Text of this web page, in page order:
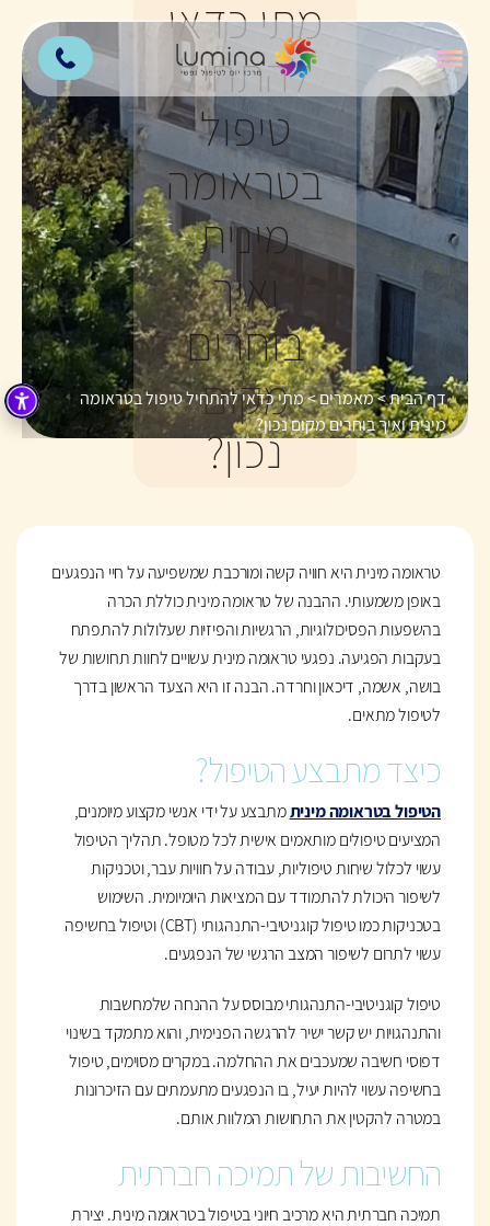
מתי כדאי
להתחיל
טיפול
בטראומה
מינית
ואיך
בוחרים
מקום
נכון?
דף הבית>מאמרים>מתי כדאי להתחיל טיפול בטראומה
מינית ואיך בוחרים מקום נכון?
טראומה מינית היא חוויה קשה ומורכבת שמשפיעה על חיי הנפגעים
באופן משמעותי. ההבנה של טראומה מינית כוללת הכרה
בהשפעות הפסיכולוגיות, הרגשיות והפיזיות שעלולות להתפתח
בעקבות הפגיעה. נפגעי טראומה מינית עשויים לחוות תחושות של
בושה, אשמה, דיכאון וחרדה. הבנה זו היא הצעד הראשון בדרך
לטיפול מתאים.
כיצד מתבצע הטיפול?
הטיפול בטראומה מיניתמתבצע על ידי אנשי מקצוע מיומנים,
המציעים טיפולים מותאמים אישית לכל מטופל. תהליך הטיפול
עשוי לכלול שיחות טיפוליות, עבודה על חוויות עבר, וטכניקות
לשיפור היכולת להתמודד עם המציאות היומיומית. השימוש
בטכניקות כמו טיפול קוגניטיבי-התנהגותי (CBT) וטיפול בחשיפה
עשוי לתרום לשיפור המצב הרגשי של הנפגעים.
טיפול קוגניטיבי-התנהגותי מבוסס על ההנחה שלמחשבות
והתנהגויות יש קשר ישיר להרגשה הפנימית, והוא מתמקד בשינוי
דפוסי חשיבה שמעכבים את ההחלמה. במקרים מסוימים, טיפול
בחשיפה עשוי להיות יעיל, בו הנפגעים מתעמתים עם הזיכרונות
במטרה להקטין את התחושות המלוות אותם.
החשיבות של תמיכה חברתית
תמיכה חברתית היא מרכיב חיוני בטיפול בטראומה מינית. יצירת